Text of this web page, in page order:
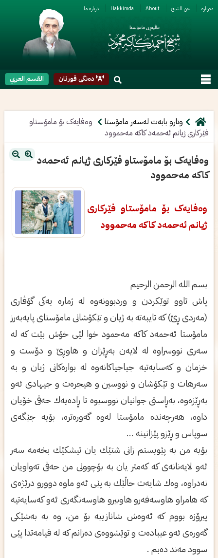
عن الشیخ Hakkimda About دربارە ما
القسم العربي دەنگی قورئان
وتارو بابەت لەسەر مامۆستا
وەفایەک بۆ مامۆستاو
فێرکاری ژیانم ئەحمەد کاکە مەحموود
وەفایەک بۆ مامۆستاو فێرکاری ژیانم ئەحمەد
کاکە مەحموود
وەفایەک بۆ مامۆستاو فێرکاری
ژیانم ئەحمەد کاکە مەحموود
بسم الله الرحمن الرحیم
پاش تاوو توێكردن و وردبوونه‌وه‌ له‌ ژماره‌ یه‌كی‌ گۆڤاری‌
(مه‌ردی‌ ڕێ) كه‌ تایبه‌ته‌ به‌ ژیان و تێكۆشانی‌ مامۆستای‌ پایه‌به‌رز
مامۆستا ئه‌حمه‌د كاكه‌ مه‌حمود خوا لێی‌ خۆش بێت كه‌ له‌
سه‌ری‌ نووسراوه‌ له‌ لایه‌ن به‌ڕێزان و هاوڕێ و دۆست و
خزمان و كه‌سایه‌تیه‌ جیاجیاكانه‌وه‌ له‌ بواره‌كانی‌ ژیان و به‌
سه‌رهات و تێكۆشان و نووسین و هیجره‌ت و جیهادی‌ ئه‌و
به‌ڕێزه‌وه‌، به‌ڕاستی‌ جوانیان نووسیوه‌ تا ڕاده‌یه‌ك حه‌قی‌ خۆیان
داوه‌، هه‌رچه‌نده‌ مامۆستا له‌وه‌ گه‌وره‌تره‌، بۆیه‌ جێگه‌ی‌
سوپاس و ڕێزو پێزانینه‌ ...
بۆیه‌ من به‌ پێویستم زانی‌ شتێك یان تیشكێك بخه‌مه‌ سه‌ر
ئه‌و لایه‌نانه‌ی‌ كه‌ كه‌متر یان به‌ بۆچوونی‌ من حه‌قی‌ ته‌واویان
نه‌دراوه‌، وه‌ك شایه‌ت حاڵێك به‌ پێی‌ ئه‌و ماوه‌ دوورو درێژه‌ی‌
كه‌ هامراو هاوسه‌فه‌رو هاوبیرو هاوسه‌نگه‌ری‌ ئه‌و كه‌سایه‌تیه‌
پیرۆزه‌ بووم كه‌ ئه‌وه‌ش شانازییه‌ بۆ من، وه‌ به‌ به‌شێكی‌
گه‌وره‌ی‌ ئه‌و عیباده‌ت و توێشووه‌ی‌ ده‌زانم كه‌ له‌ قیامه‌تدا پێی‌
سوود مه‌ند ده‌بم .